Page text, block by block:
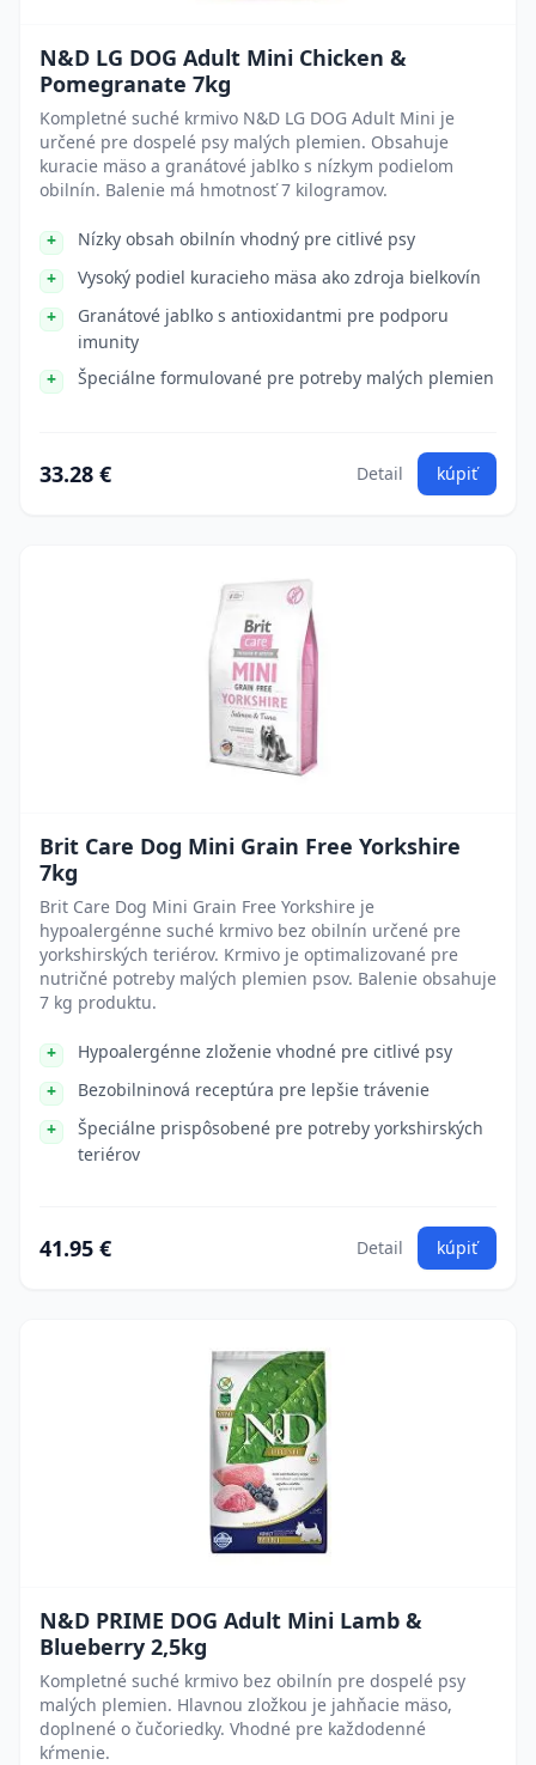
N&D LG DOG Adult Mini Chicken &
Pomegranate 7kg
Kompletné suché krmivo N&D LG DOG Adult Mini je
určené pre dospelé psy malých plemien. Obsahuje
kuracie mäso a granátové jablko s nízkym podielom
obilnín. Balenie má hmotnosť 7 kilogramov.
Nízky obsah obilnín vhodný pre citlivé psy
Vysoký podiel kuracieho mäsa ako zdroja bielkovín
Granátové jablko s antioxidantmi pre podporu
imunity
Špeciálne formulované pre potreby malých plemien
33.28 € Detail kúpiť
Brit Care Dog Mini Grain Free Yorkshire
7kg
Brit Care Dog Mini Grain Free Yorkshire je
hypoalergénne suché krmivo bez obilnín určené pre
yorkshirských teriérov. Krmivo je optimalizované pre
nutričné potreby malých plemien psov. Balenie obsahuje
7 kg produktu.
Hypoalergénne zloženie vhodné pre citlivé psy
Bezobilninová receptúra pre lepšie trávenie
Špeciálne prispôsobené pre potreby yorkshirských
teriérov
41.95 € Detail kúpiť
N&D PRIME DOG Adult Mini Lamb &
Blueberry 2,5kg
Kompletné suché krmivo bez obilnín pre dospelé psy
malých plemien. Hlavnou zložkou je jahňacie mäso,
doplnené o čučoriedky. Vhodné pre každodenné
kŕmenie.